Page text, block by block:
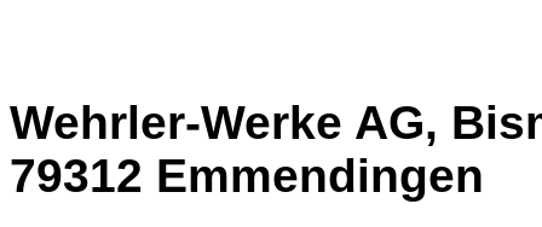
Wehrler-Werke AG,
79312 Emmendingen